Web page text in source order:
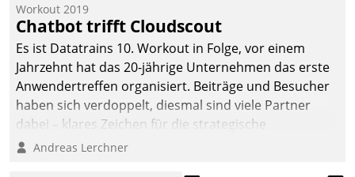
Workout 2019
Chatbot trifft Cloudscout
Es ist Datatrains 10. Workout in Folge, vor einem
Jahrzehnt hat das 20-jährige Unternehmen das erste
Anwendertreffen organisiert. Beiträge und Besucher
haben sich verdoppelt, diesmal sind viele Partner
dabei – klares Zeichen für die strategische
Fokussierung auf den Kunden.
Andreas Lerchner